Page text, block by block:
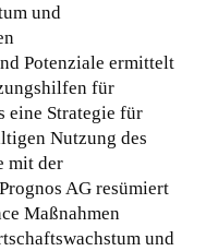
und
Potenziale ermittelt
für
eine Strategie für
Nutzung des
mit der
AG resümiert
Maßnahmen
und